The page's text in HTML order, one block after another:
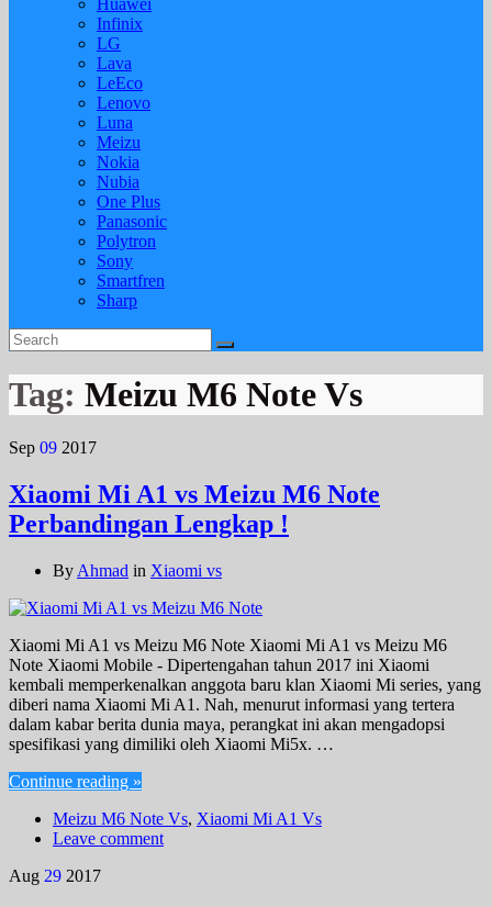
Infinix
LG
Lava
LeEco
Lenovo
Luna
Meizu
Nokia
Nubia
One Plus
Panasonic
Polytron
Sony
Smartfren
Sharp
Tag: Meizu M6 Note Vs
Sep 09 2017
Xiaomi Mi A1 vs Meizu M6 Note
Perbandingan Lengkap !
By Ahmad in Xiaomi vs
Xiaomi Mi A1 vs Meizu M6 Note Xiaomi Mi A1 vs Meizu M6
Note Xiaomi Mobile - Dipertengahan tahun 2017 ini Xiaomi
kembali memperkenalkan anggota baru klan Xiaomi Mi series, yang
diberi nama Xiaomi Mi A1. Nah, menurut informasi yang tertera
dalam kabar berita dunia maya, perangkat ini akan mengadopsi
spesifikasi yang dimiliki oleh Xiaomi Mi5x. …
Continue reading »
Meizu M6 Note Vs, Xiaomi Mi A1 Vs
Leave comment
Aug 29 2017